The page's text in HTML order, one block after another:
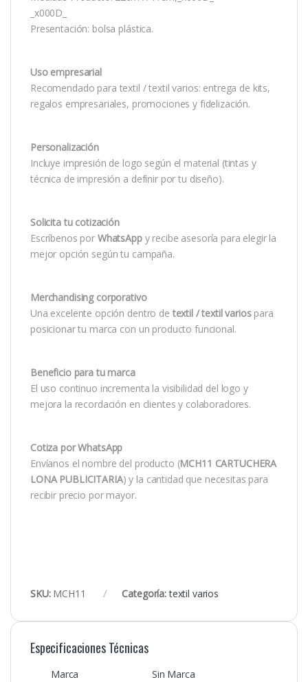
_x000D_
Presentación: bolsa plástica.
Uso empresarial
Recomendado para textil / textil varios: entrega de kits,
regalos empresariales, promociones y fidelización.
Personalización
Incluye impresión de logo según el material (tintas y
técnica de impresión a definir por tu diseño).
Solicita tu cotización
Escríbenos por WhatsAppy recibe asesoría para elegir la
mejor opción según tu campaña.
Merchandising corporativo
Una excelente opción dentro detextil / textil variospara
posicionar tu marca con un producto funcional.
Beneficio para tu marca
El uso continuo incrementa la visibilidad del logo y
mejora la recordación en clientes y colaboradores.
Cotiza por WhatsApp
Envíanos el nombre del producto (MCH11 CARTUCHERA
LONA PUBLICITARIA) y la cantidad que necesitas para
recibir precio por mayor.
SKU: MCH11 Categoría:textil varios
Especificaciones Técnicas
Marca
Sin Marca